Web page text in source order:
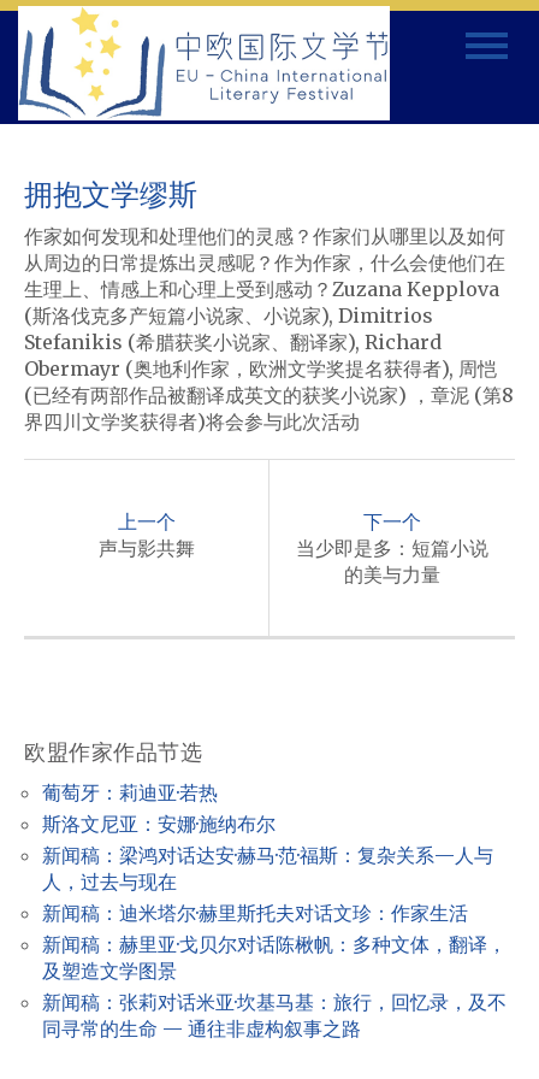
Skip
content
Toggle
拥抱文学缪斯
作家如何发现和处理他们的灵感？作家们从哪里以及如何
从周边的日常提炼出灵感呢？作为作家，什么会使他们在
生理上、情感上和心理上受到感动？ Zuzana Kepplova
(斯洛伐克多产短篇小说家、小说家), Dimitrios
Stefanikis (希腊获奖小说家、翻译家), Richard
Obermayr (奥地利作家，欧洲文学奖提名获得者), 周恺
(已经有两部作品被翻译成英文的获奖小说家) ，章泥 (第8
界四川文学奖获得者)将会参与此次活动
n
i
g
a
t
i
o
上一个
声与影共舞
下一个
当少即是多：短篇小说
的美与力量
欧盟作家作品节选
葡萄牙：莉迪亚·若热
斯洛文尼亚：安娜·施纳布尔
新闻稿：梁鸿对话达安·赫马·范·福斯：复杂关系—人与
人，过去与现在
新闻稿：迪米塔尔·赫里斯托夫对话文珍：作家生活
新闻稿：赫里亚·戈贝尔对话陈楸帆：多种文体，翻译，
及塑造文学图景
新闻稿：张莉对话米亚·坎基马基：旅行，回忆录，及不
同寻常的生命 — 通往非虚构叙事之路